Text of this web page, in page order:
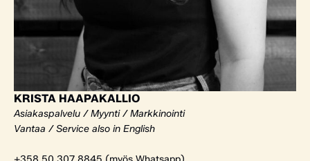
KRISTA HAAPAKALLIO
Asiakaspalvelu / Myynti / Markkinointi
Vantaa / Service also in English